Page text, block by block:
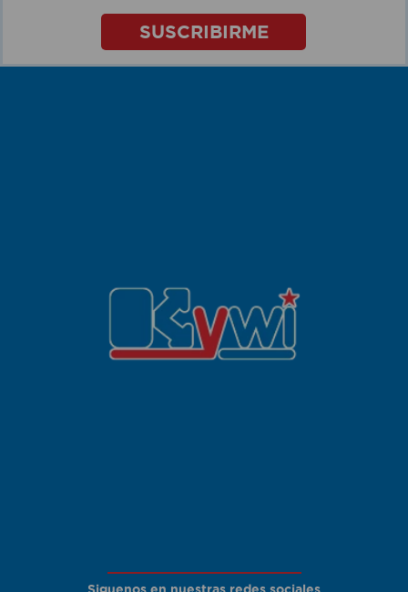
SUSCRIBIRME
Siguenos en nuestras redes sociales